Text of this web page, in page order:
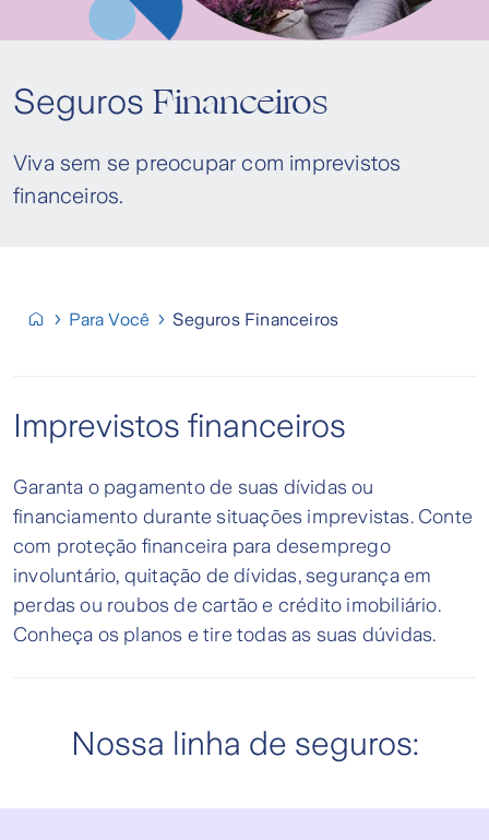
Seguros Financeiros
Viva sem se preocupar com imprevistos
financeiros.
Para Você Seguros Financeiros
Imprevistos financeiros
Garanta o pagamento de suas dívidas ou
financiamento durante situações imprevistas. Conte
com proteção financeira para desemprego
involuntário, quitação de dívidas, segurança em
perdas ou roubos de cartão e crédito imobiliário.
Conheça os planos e tire todas as suas dúvidas.
Nossa linha de seguros: